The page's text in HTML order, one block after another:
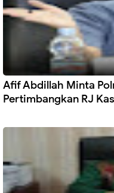
Afif Abdillah Minta
Pertimbangkan RJ